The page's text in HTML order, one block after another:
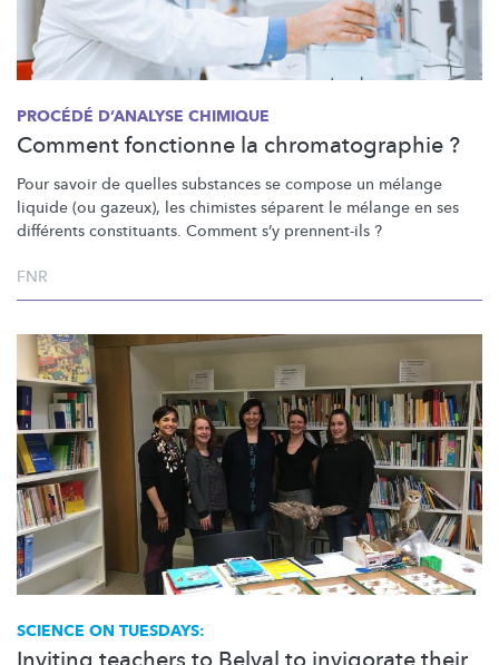
PROCÉDÉ D’ANALYSE CHIMIQUE
Comment fonctionne la chromatographie ?
Pour savoir de quelles substances se compose un mélange
liquide (ou gazeux), les chimistes séparent le mélange en ses
différents constituants. Comment s’y prennent-ils ?
FNR
SCIENCE ON TUESDAYS: